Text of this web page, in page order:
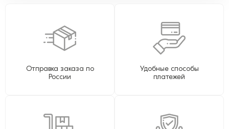
Отправка заказа по
России
Удобные способы
платежей